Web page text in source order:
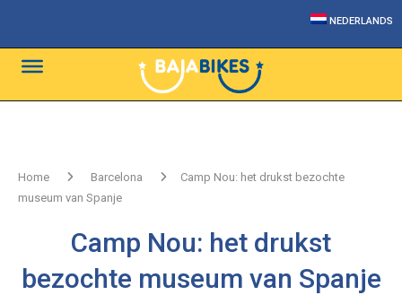
NEDERLANDS
Home Barcelona
Camp Nou: het drukst bezochte
museum van Spanje
Camp Nou: het drukst
bezochte museum van Spanje